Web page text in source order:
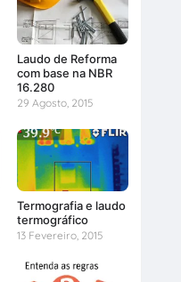
Laudo de Reforma
com base na NBR
16.280
29 Agosto, 2015
Termografia e laudo
termográfico
13 Fevereiro, 2015